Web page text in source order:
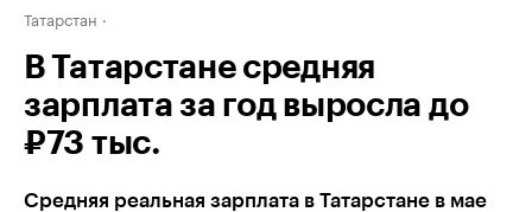
Татарстан
В Татарстане средняя
зарплата за год выросла до
₽73 тыс.
Средняя реальная зарплата в Татарстане в мае